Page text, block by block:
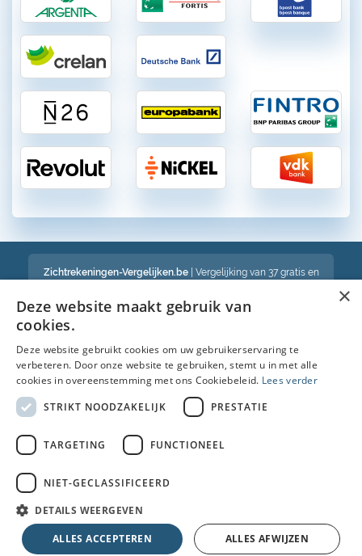
Zichtrekeningen-Vergelijken.be| Vergelijking van 37 gratis en
Een volledig onafhankelijke vergelijking van gratis en betalende
bankrekeningen in België
Bekijk ook :
Spaarrekening
Brandverzekering simulatie
© Copyright 2026 • Alle rechten voorbehouden |Faq|Nieuws|Over
Cookies
×
Deze website maakt gebruik van
cookies.
Deze website gebruikt cookies om uw gebruikerservaring te
verbeteren. Door onze website te gebruiken, stemt u in met alle
cookies in overeenstemming met ons Cookiebeleid. Lees verder
STRIKT NOODZAKELIJK
PRESTATIE
TARGETING FUNCTIONEEL
NIET-GECLASSIFICEERD
DETAILS WEERGEVEN
ALLES ACCEPTEREN ALLES AFWIJZEN